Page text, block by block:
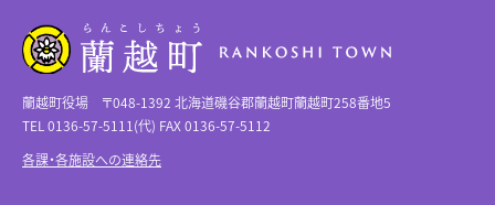
蘭越町役場 〒048-1392 北海道磯谷郡蘭越町蘭越町258番地5
TEL 0136-57-5111(代) FAX 0136-57-5112
各課・各施設への連絡先